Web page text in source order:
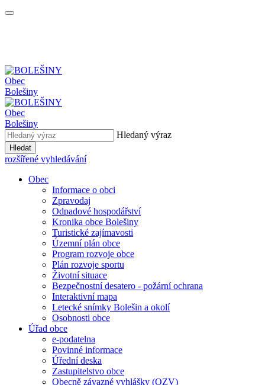
Obec
Bolešiny
Obec
Bolešiny
Hledaný výraz
Hledat
rozšířené vyhledávání
Obec
Informace o obci
Zpravodaj
Odpadové hospodářství
Kronika obce Bolešiny
Turistické zajímavosti
Územní plán obce
Program rozvoje obce
Plán rozvoje sportu
Životní situace
Bezpečnostní desatero - požární ochrana
Interaktivní mapa
Letecké snímky Bolešin a okolí
Osobnosti obce
Úřad obce
e-podatelna
Povinné informace
Úřední deska
Zastupitelstvo obce
Obecně závazné vyhlášky (OZV)